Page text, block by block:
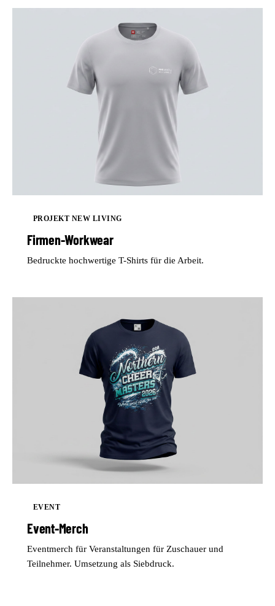
PROJEKT NEW LIVING
Firmen-Workwear
Bedruckte hochwertige T-Shirts für die Arbeit.
EVENT
Event-Merch
Eventmerch für Veranstaltungen für Zuschauer und
Teilnehmer. Umsetzung als Siebdruck.